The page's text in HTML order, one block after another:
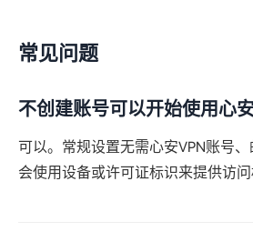
常见问题
不创建账号可以开始使用心安
可以。常规设置无需心安VPN账号
会使用设备或许可证标识来提供访问